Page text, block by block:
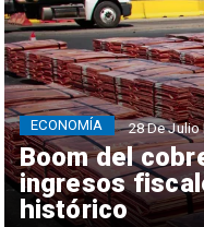
Boom del
ingresos
histórico
ECONOMÍA 28 De Julio